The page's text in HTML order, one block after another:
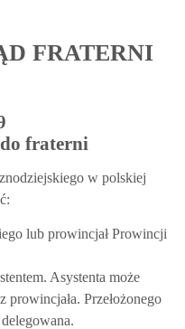
FRATERNI
fraterni
w polskiej
lub prowincjał Prowincji
Asystenta może
prowincjała. Przełożonego